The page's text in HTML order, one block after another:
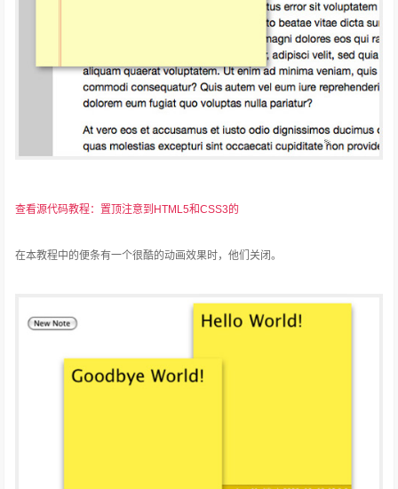
查看源代码教程：置顶注意到HTML5和CSS3的
在本教程中的便条有一个很酷的动画效果时，他们关闭。